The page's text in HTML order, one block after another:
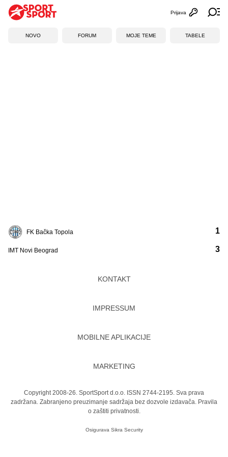
Otvori
Prijava
NOVO FORUM MOJE TEME TABELE
FK Bačka Topola
IMT Novi Beograd
1
3
KONTAKT
IMPRESSUM
MOBILNE APLIKACIJE
MARKETING
Copyright 2008-26. SportSport d.o.o. ISSN 2744-2195. Sva prava
zadržana. Zabranjeno preuzimanje sadržaja bez dozvole izdavača. Pravila
o zaštiti privatnosti.
Osigurava Sikra Security